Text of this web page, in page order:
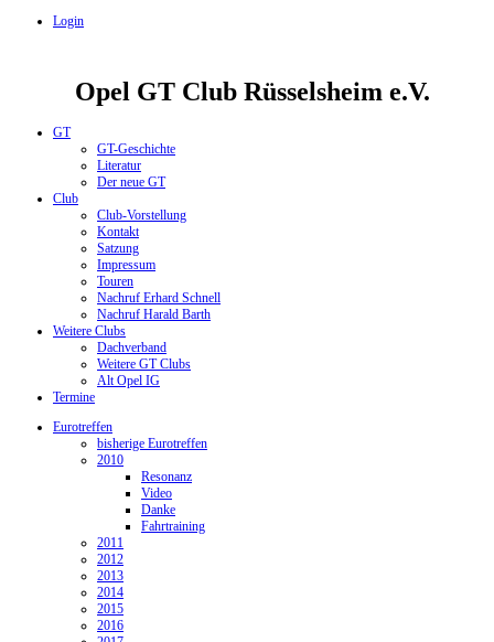
Login
Opel GT Club Rüsselsheim e.V.
GT
GT-Geschichte
Literatur
Der neue GT
Club
Club-Vorstellung
Kontakt
Satzung
Impressum
Touren
Nachruf Erhard Schnell
Nachruf Harald Barth
Weitere Clubs
Dachverband
Weitere GT Clubs
Alt Opel IG
Termine
Eurotreffen
bisherige Eurotreffen
2010
Resonanz
Video
Danke
Fahrtraining
2011
2012
2013
2014
2015
2016